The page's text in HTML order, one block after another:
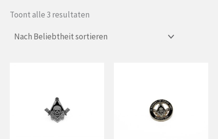
Toont alle 3 resultaten
populariteit